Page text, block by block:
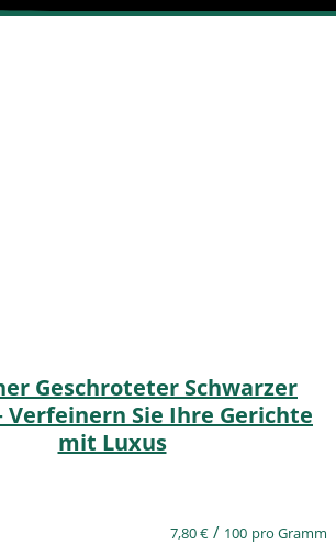
Geschroteter Schwarzer
Verfeinern Sie Ihre Gerichte
mit Luxus
7,80€ / 100 pro Gramm